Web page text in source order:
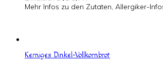
Mehr Infos zu den Zutaten, Allergiker-
Kerniges Dinkel-Vollkornbrot